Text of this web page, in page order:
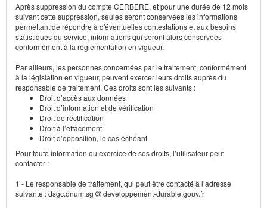
Après suppression du compte CERBERE, et pour une durée de 12 mois
suivant cette suppression, seules seront conservées les informations
permettant de répondre à d'éventuelles contestations et aux besoins
statistiques du service, informations qui seront alors conservées
conformément à la réglementation en vigueur.
Par ailleurs, les personnes concernées par le traitement, conformément
à la législation en vigueur, peuvent exercer leurs droits auprès du
responsable de traitement. Ces droits sont les suivants :
Droit d’accès aux données
Droit d’information et de vérification
Droit de rectification
Droit à l’effacement
Droit d’opposition, le cas échéant
Pour toute information ou exercice de ses droits, l’utilisateur peut
contacter :
1 - Le responsable de traitement, qui peut être contacté à l’adresse
suivante : dsgc.dnum.sg
developpement-durable.gouv.fr